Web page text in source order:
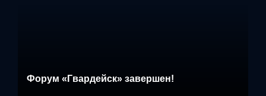
Форум «Гвардейск» завершен!